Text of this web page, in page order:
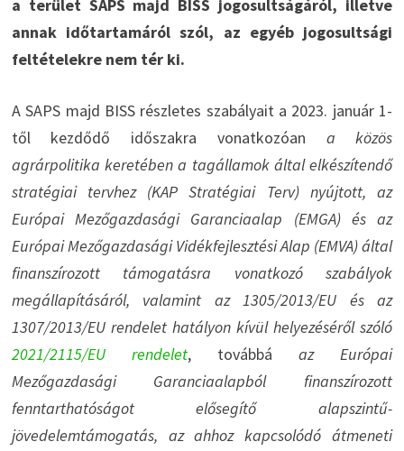
a terület SAPS majd BISS jogosultságáról, illetve
annak időtartamáról szól, az egyéb jogosultsági
feltételekre nem tér ki.
A SAPS majd BISS részletes szabályait a 2023. január 1-
től kezdődő időszakra vonatkozóan a közös
agrárpolitika keretében a tagállamok által elkészítendő
stratégiai tervhez (KAP Stratégiai Terv) nyújtott, az
Európai Mezőgazdasági Garanciaalap (EMGA) és az
Európai Mezőgazdasági Vidékfejlesztési Alap (EMVA) által
finanszírozott támogatásra vonatkozó szabályok
megállapításáról, valamint az 1305/2013/EU és az
1307/2013/EU rendelet hatályon kívül helyezéséről szóló
2021/2115/EU rendelet, továbbáaz Európai
Mezőgazdasági Garanciaalapból finanszírozott
fenntarthatóságot elősegítő alapszintű-
jövedelemtámogatás, az ahhoz kapcsolódó átmeneti